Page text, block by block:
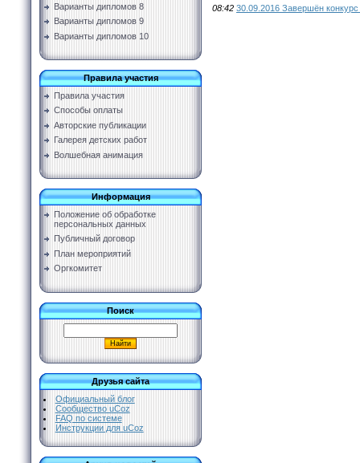
Варианты дипломов 8
Варианты дипломов 9
Варианты дипломов 10
Правила участия
Правила участия
Способы оплаты
Авторские публикации
Галерея детских работ
Волшебная анимация
Информация
Положение об обработке
персональных данных
Публичный договор
План мероприятий
Оргкомитет
Поиск
Друзья сайта
Официальный блог
Сообщество uCoz
FAQ по системе
Инструкции для uCoz
08:42 30.09.2016 Завершён